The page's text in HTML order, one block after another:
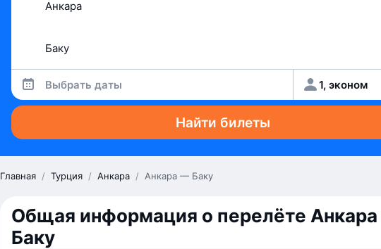
Выбрать даты 1, эконом
Найти билеты
Главная / Турция / Анкара / Анкара — Баку
Общая информация о перелёте
Баку